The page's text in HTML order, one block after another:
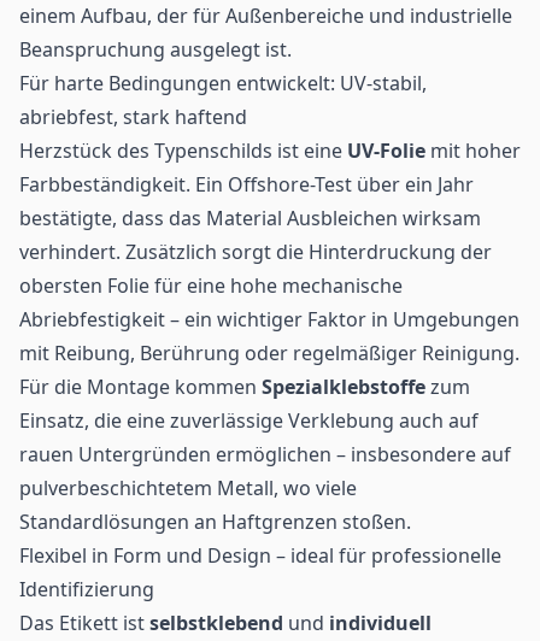
einem Aufbau, der für Außenbereiche und industrielle
Beanspruchung ausgelegt ist.
Für harte Bedingungen entwickelt: UV-stabil,
abriebfest, stark haftend
Herzstück des Typenschilds ist eine UV-Folie mit hoher
Farbbeständigkeit. Ein Offshore-Test über ein Jahr
bestätigte, dass das Material Ausbleichen wirksam
verhindert. Zusätzlich sorgt die Hinterdruckung der
obersten Folie für eine hohe mechanische
Abriebfestigkeit – ein wichtiger Faktor in Umgebungen
mit Reibung, Berührung oder regelmäßiger Reinigung.
Für die Montage kommen Spezialklebstoffezum
Einsatz, die eine zuverlässige Verklebung auch auf
rauen Untergründen ermöglichen – insbesondere auf
pulverbeschichtetem Metall, wo viele
Standardlösungen an Haftgrenzen stoßen.
Flexibel in Form und Design – ideal für professionelle
Identifizierung
Das Etikett istselbstklebend und individuell